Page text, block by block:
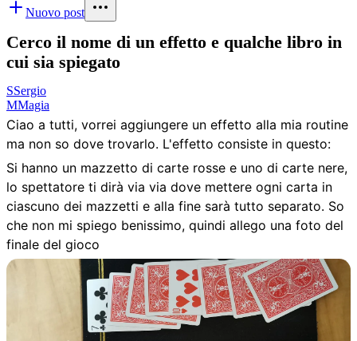
Nuovo post
Cerco il nome di un effetto e qualche libro in
cui sia spiegato
SSergio
MMagia
Ciao a tutti, vorrei aggiungere un effetto alla mia routine
ma non so dove trovarlo. L'effetto consiste in questo:
Si hanno un mazzetto di carte rosse e uno di carte nere,
lo spettatore ti dirà via via dove mettere ogni carta in
ciascuno dei mazzetti e alla fine sarà tutto separato. So
che non mi spiego benissimo, quindi allego una foto del
finale del gioco